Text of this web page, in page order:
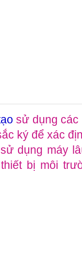
sử dụng các
ký để xác
dụng máy
bị môi